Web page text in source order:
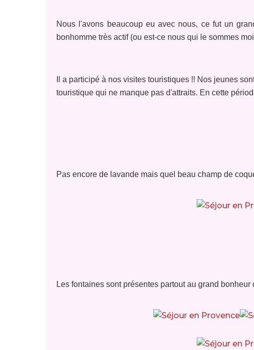
Nous l'avons beaucoup eu avec nous, ce fut un
bonhomme très actif (ou est-ce nous qui le sommes
Il a participé à nos visites touristiques !! Nos jeunes
touristique qui ne manque pas d'attraits. En cette
Pas encore de lavande mais quel beau champ de
Les fontaines sont présentes partout au grand